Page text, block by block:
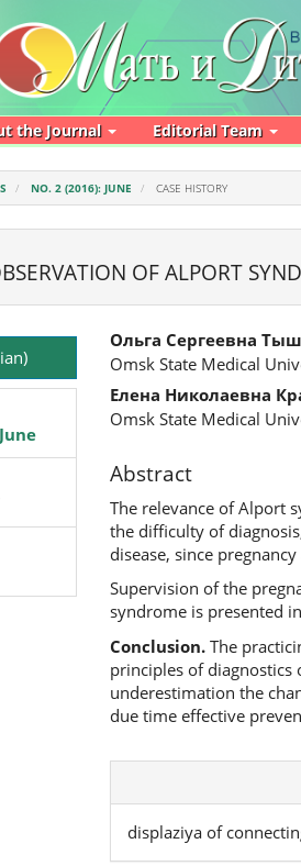
the Journal Editorial Team
NO. 2 (2016): JUNE CASE HISTORY
OF ALPORT
Main
Article
Content
Ольга Сергеевна
Omsk State Medical
Елена Николаевна
Omsk State Medical
Abstract
The relevance of Alport
the difficulty of
disease, since
Supervision of the
syndrome is presented
Conclusion.The
principles of diagnostics
underestimation the
due time effective
displaziya of